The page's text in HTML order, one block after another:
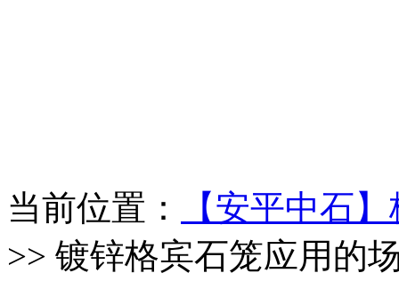
当前位置：
【安平中石
>> 镀锌格宾石笼应用的